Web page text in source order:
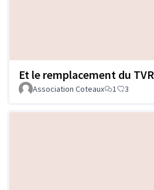
Et le remplacement du
Association Coteaux 1 3